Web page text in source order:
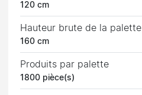
120 cm
Hauteur brute de la palette
160 cm
Produits par palette
1800 pièce(s)